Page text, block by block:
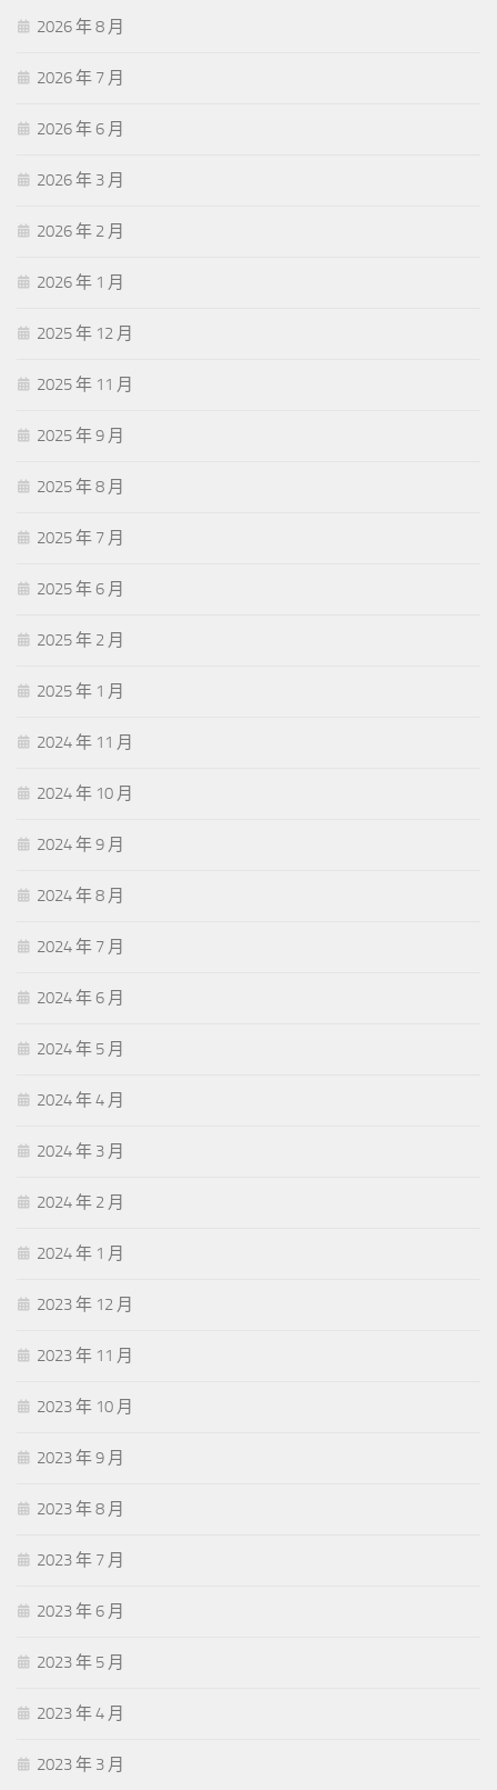
2026 年 8 月
2026 年 7 月
2026 年 6 月
2026 年 3 月
2026 年 2 月
2026 年 1 月
2025 年 12 月
2025 年 11 月
2025 年 9 月
2025 年 8 月
2025 年 7 月
2025 年 6 月
2025 年 2 月
2025 年 1 月
2024 年 11 月
2024 年 10 月
2024 年 9 月
2024 年 8 月
2024 年 7 月
2024 年 6 月
2024 年 5 月
2024 年 4 月
2024 年 3 月
2024 年 2 月
2024 年 1 月
2023 年 12 月
2023 年 11 月
2023 年 10 月
2023 年 9 月
2023 年 8 月
2023 年 7 月
2023 年 6 月
2023 年 5 月
2023 年 4 月
2023 年 3 月